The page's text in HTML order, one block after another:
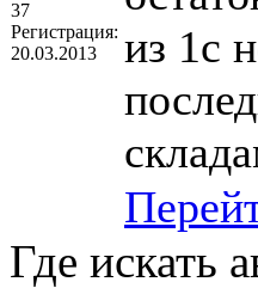
37
Регистрация:
20.03.2013
из 1с
Где искать